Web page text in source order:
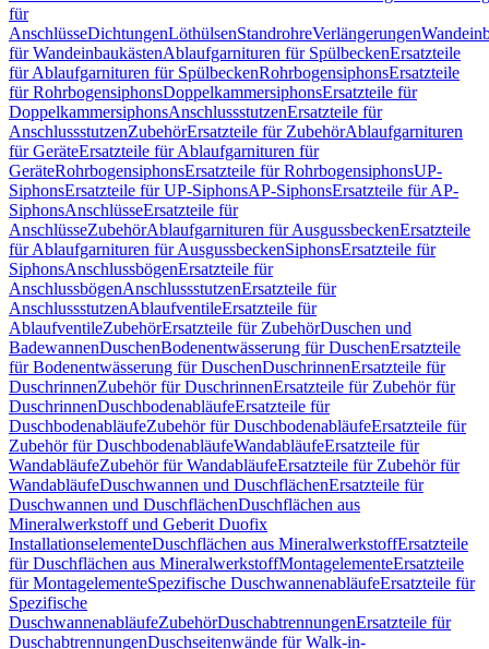
für
AnschlüsseDichtungenLöthülsenStandrohreVerlängerungen
für WandeinbaukästenAblaufgarnituren für SpülbeckenErsatzteile
für Ablaufgarnituren für SpülbeckenRohrbogensiphonsErsatzteile
für RohrbogensiphonsDoppelkammersiphonsErsatzteile für
DoppelkammersiphonsAnschlussstutzenErsatzteile für
AnschlussstutzenZubehörErsatzteile für ZubehörAblaufgarnituren
für GeräteErsatzteile für Ablaufgarnituren für
GeräteRohrbogensiphonsErsatzteile für RohrbogensiphonsUP-
SiphonsErsatzteile für UP-SiphonsAP-SiphonsErsatzteile für AP-
SiphonsAnschlüsseErsatzteile für
AnschlüsseZubehörAblaufgarnituren für AusgussbeckenErsatzteile
für Ablaufgarnituren für AusgussbeckenSiphonsErsatzteile für
SiphonsAnschlussbögenErsatzteile für
AnschlussbögenAnschlussstutzenErsatzteile für
AnschlussstutzenAblaufventileErsatzteile für
AblaufventileZubehörErsatzteile für ZubehörDuschen und
BadewannenDuschenBodenentwässerung für DuschenErsatzteile
für Bodenentwässerung für DuschenDuschrinnenErsatzteile für
DuschrinnenZubehör für DuschrinnenErsatzteile für Zubehör für
DuschrinnenDuschbodenabläufeErsatzteile für
DuschbodenabläufeZubehör für DuschbodenabläufeErsatzteile für
Zubehör für DuschbodenabläufeWandabläufeErsatzteile für
WandabläufeZubehör für WandabläufeErsatzteile für Zubehör für
WandabläufeDuschwannen und DuschflächenErsatzteile für
Duschwannen und DuschflächenDuschflächen aus
Mineralwerkstoff und Geberit Duofix
InstallationselementeDuschflächen aus MineralwerkstoffErsatzteile
für Duschflächen aus MineralwerkstoffMontagelementeErsatzteile
für MontagelementeSpezifische DuschwannenabläufeErsatzteile für
Spezifische
DuschwannenabläufeZubehörDuschabtrennungenErsatzteile für
DuschabtrennungenDuschseitenwände für Walk-in-